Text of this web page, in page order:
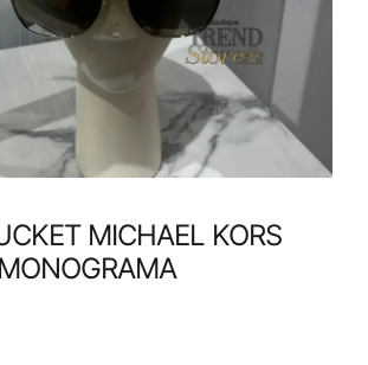
MICHAEL KORS